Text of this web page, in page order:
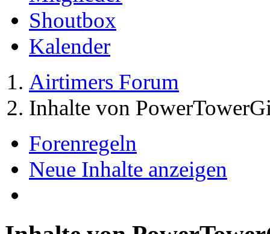
Shoutbox
Kalender
Airtimers Forum
Inhalte von
Forenregeln
Neue Inhalte anzeigen